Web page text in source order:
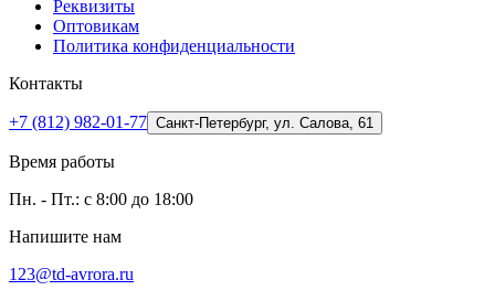
Реквизиты
Оптовикам
Политика конфиденциальности
Контакты
+7 (812) 982-01-77 Санкт-Петербург, ул. Салова, 61
Время работы
Пн. - Пт.: с 8:00 до 18:00
Напишите нам
123@td-avrora.ru